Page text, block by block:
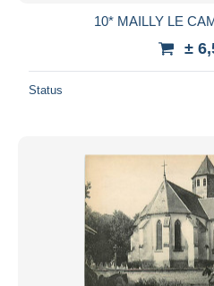
10* MAILLY LE
±
Status